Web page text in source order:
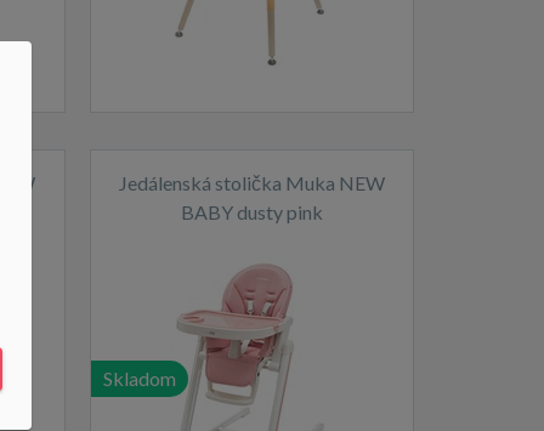
Jedálenská stolička Muka NEW
BABY dusty pink
Skladom